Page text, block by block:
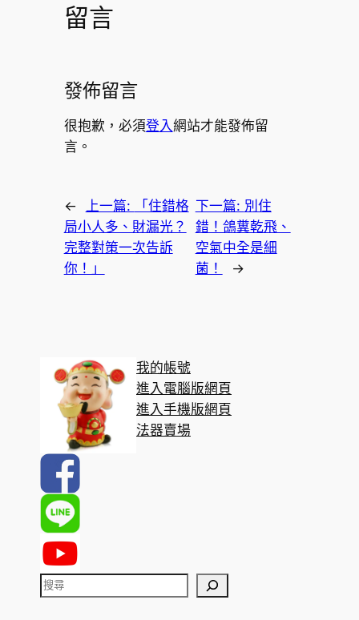
留言
發佈留言
很抱歉，必須登入網站才能發佈留
言。
← 上一篇:
「住錯格
局小人多、財漏光？
完整對策一次告訴
你！」
下一篇: 別住
錯！鴿糞乾飛、
空氣中全是細
菌！
→
我的帳號
進入電腦版網頁
進入手機版網頁
法器賣場
搜